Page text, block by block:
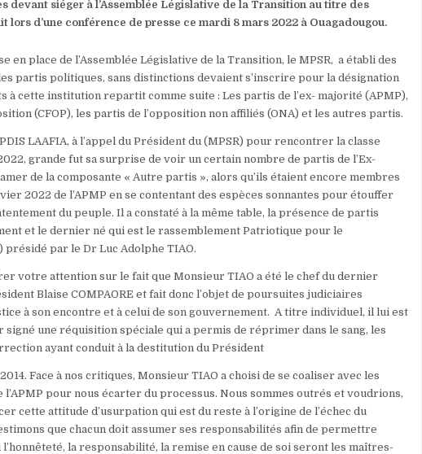
devant siéger à l’Assemblée Législative de la Transition au titre des
lors d’une conférence de presse ce mardi 8 mars 2022 à Ouagadougou.
en place de l’Assemblée Législative de la Transition, le MPSR, a établi des
partis politiques, sans distinctions devaient s’inscrire pour la désignation
à cette institution repartit comme suite : Les partis de l’ex- majorité (APMP),
(CFOP), les partis de l’opposition non affiliés (ONA) et les autres partis.
LAAFIA, à l’appel du Président du (MPSR) pour rencontrer la classe
grande fut sa surprise de voir un certain nombre de partis de l’Ex-
de la composante « Autre partis », alors qu’ils étaient encore membres
2022 de l’APMP en se contentant des espèces sonnantes pour étouffer
du peuple. Il a constaté à la même table, la présence de partis
et le dernier né qui est le rassemblement Patriotique pour le
présidé par le Dr Luc Adolphe TIAO.
votre attention sur le fait que Monsieur TIAO a été le chef du dernier
Blaise COMPAORE et fait donc l’objet de poursuites judiciaires
à son encontre et à celui de son gouvernement. A titre individuel, il lui est
signé une réquisition spéciale qui a permis de réprimer dans le sang, les
ayant conduit à la destitution du Président
Face à nos critiques, Monsieur TIAO a choisi de se coaliser avec les
pour nous écarter du processus. Nous sommes outrés et voudrions,
cette attitude d’usurpation qui est du reste à l’origine de l’échec du
que chacun doit assumer ses responsabilités afin de permettre
l’honnêteté, la responsabilité, la remise en cause de soi seront les maîtres-